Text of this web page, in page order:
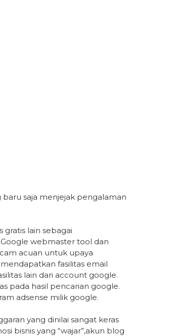
saja menjejak pengalaman
lain sebagai
webmaster tool dan
acuan untuk upaya
fasilitas email
lain dari account google.
pada hasil pencarian google.
adsense milik google.
yang dinilai sangat keras
bisnis yang “wajar”,akun blog